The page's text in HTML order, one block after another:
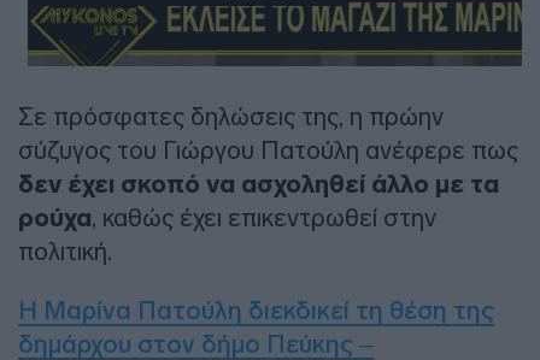
Σε πρόσφατες δηλώσεις της, η πρώην
σύζυγος του Γιώργου Πατούλη ανέφερε πως
δεν έχει σκοπό να ασχοληθεί άλλο με τα
ρούχα, καθώς έχει επικεντρωθεί στην
πολιτική.
Η Μαρίνα Πατούλη διεκδικεί τη θέση της
δημάρχου στον δήμο Πεύκης –